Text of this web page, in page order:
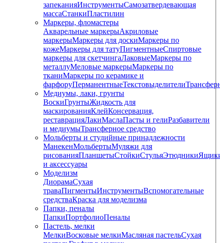
запеканияИнструментыСамозатвердевающая
массаСтанкиПластилин
Маркеры, фломастеры
Акварельные маркерыАкриловые
маркерыМаркеры для доскиМаркеры по
кожеМаркеры для татуПигментныеCпиртовые
маркеры для скетчингаЛаковыеМаркеры по
металлуМеловые маркерыМаркеры по
тканиМаркеры по керамике и
фарфоруПерманентныеТекстовыделители
Медиумы, лаки, грунты
ВоскиГрунтыЖидкость для
маскированияКлейКонсервация,
реставрацияЛакиМаслаПасты и гелиРазбавители
и медиумыТрансферное средство
Мольберты и студийные принадлежности
МанекенМольбертыМуляжи для
рисованияПланшетыСтойкиСтульяЭтюдники
и аксессуары
Моделизм
ДиорамаСухая
траваПигментыИнструментыВспомогательные
средстваКраска для моделизма
Папки, пеналы
ПапкиПортфолиоПеналы
Пастель, мелки
МелкиВосковые мелкиМасляная пастельСухая